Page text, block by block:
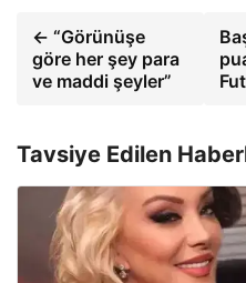
← “Görünüşe
göre her şey para
ve maddi şeyler”
Tavsiye Edilen